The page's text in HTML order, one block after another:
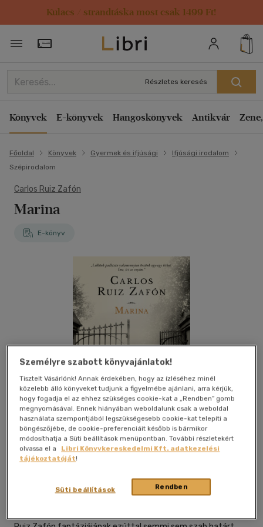
Kulacs / strandtáska most csak 1499 Ft!
Törzsvásárlói Kártya adatai
Részletes keresés
Könyvek E-könyvek Hangoskönyvek Antikvár
Főoldal Könyvek Gyermek és ifjúsági
Ifjúsági irodalom
Szépirodalom
Carlos Ruiz Zafón
Marina
E-könyv
Beleolvasok
Személyre szabott könyvajánlatok!
Tisztelt Vásárlónk! Annak érdekében, hogy az ízléséhez minél
közelebb álló könyveket tudjunk a figyelmébe ajánlani, arra kérjük,
hogy fogadja el az ehhez szükséges cookie-kat a „Rendben” gomb
megnyomásával. Ennek hiányában weboldalunk csak a weboldal
használata szempontjából legszükségesebb cookie-kat telepíti a
böngészőjébe, de cookie-preferenciáit később is bármikor
módosíthatja a Süti beállítások menüpontban. További részletekért
olvassa el a
Libri Könyvkereskedelmi Kft. adatkezelési
tájékoztatóját!
Rendben
Süti beállítások